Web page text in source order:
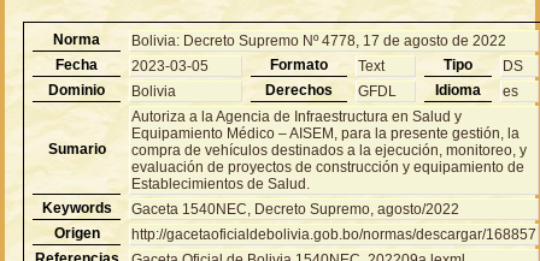
Norma
Bolivia: Decreto Supremo Nº 4778, 17 de agosto de 2022
Fecha
2023-03-05 Formato Text Tipo
DS
Dominio
Bolivia Derechos GFDL Idioma es
Sumario
Autoriza a la Agencia de Infraestructura en Salud y
Equipamiento Médico – AISEM, para la presente gestión, la
compra de vehículos destinados a la ejecución, monitoreo, y
evaluación de proyectos de construcción y equipamiento de
Establecimientos de Salud.
Keywords
Gaceta 1540NEC, Decreto Supremo, agosto/2022
Origen
http://gacetaoficialdebolivia.gob.bo/normas/descargar/168857